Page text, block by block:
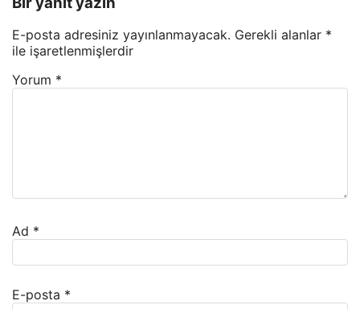
E-posta adresiniz yayınlanmayacak. Gerekli alanlar *
ile işaretlenmişlerdir
Yorum *
Ad *
E-posta *